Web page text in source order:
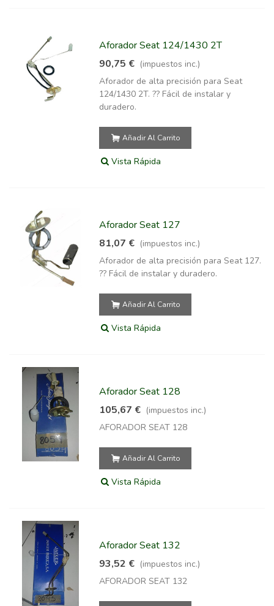
Aforador Seat 124/1430 2T
90,75 € (impuestos inc.)
Aforador de alta precisión para Seat
124/1430 2T. ?? Fácil de instalar y
duradero.
Añadir Al Carrito
Vista Rápida
Aforador Seat 127
81,07 € (impuestos inc.)
Aforador de alta precisión para Seat 127.
?? Fácil de instalar y duradero.
Añadir Al Carrito
Vista Rápida
Aforador Seat 128
105,67 € (impuestos inc.)
AFORADOR SEAT 128
Añadir Al Carrito
Vista Rápida
Aforador Seat 132
93,52 € (impuestos inc.)
AFORADOR SEAT 132